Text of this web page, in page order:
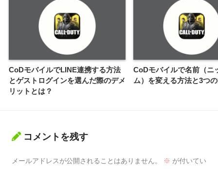
CoDモバイルでLINE連携する方法
とゲストログインを選んだ際のデメ
リットとは？
CoDモバイルで名前（ニ
ム）を変える方法と3つ
コメントを残す
メールアドレスが公開されることはありません。 ※ が付いてい